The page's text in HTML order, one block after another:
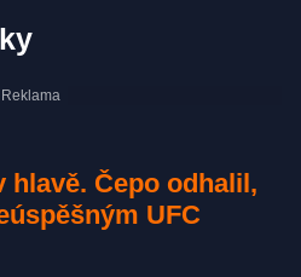
hlavě. Čepo odhalil,
UFC